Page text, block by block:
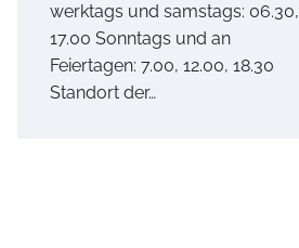
werktags und samstags: 06.30,
17.00 Sonntags und an
Feiertagen: 7.00, 12.00, 18.30
Standort der…